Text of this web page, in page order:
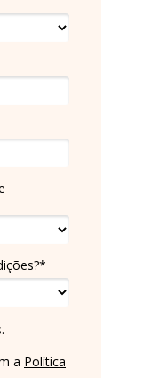
a Política